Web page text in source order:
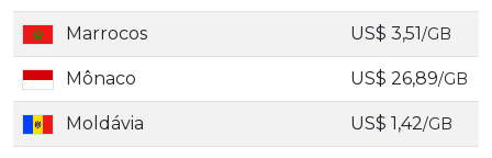
Marrocos US$ 3,51/GB
Mônaco US$ 26,89/GB
Moldávia US$ 1,42/GB